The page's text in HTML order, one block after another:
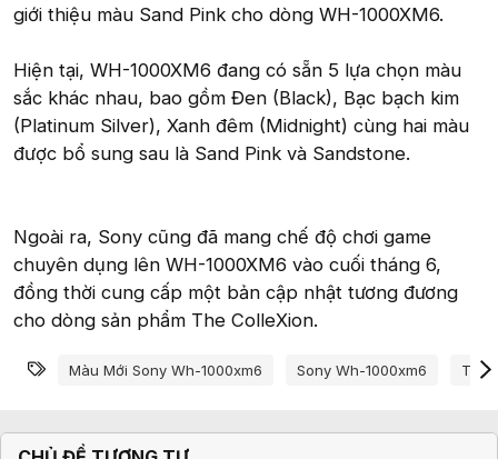
giới thiệu màu Sand Pink cho dòng WH-1000XM6.
Hiện tại, WH-1000XM6 đang có sẵn 5 lựa chọn màu
sắc khác nhau, bao gồm Đen (Black), Bạc bạch kim
(Platinum Silver), Xanh đêm (Midnight) cùng hai màu
được bổ sung sau là Sand Pink và Sandstone.
Ngoài ra, Sony cũng đã mang chế độ chơi game
chuyên dụng lên WH-1000XM6 vào cuối tháng 6,
đồng thời cung cấp một bản cập nhật tương đương
cho dòng sản phẩm The ColleXion.
Từ khóa
Màu Mới Sony Wh-1000xm6 Sony Wh-1000xm6 Tai